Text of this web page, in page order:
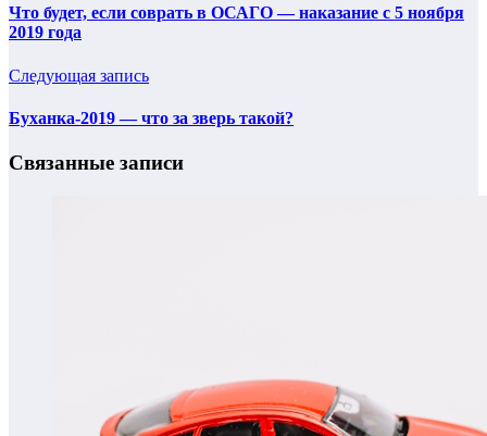
Что будет, если соврать в ОСАГО — наказание с 5 ноября
2019 года
Следующая запись
Буханка-2019 — что за зверь такой?
Связанные записи